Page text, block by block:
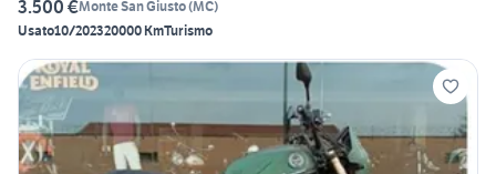
3.500 €Monte San Giusto(MC)
Usato10/202320000 KmTurismo